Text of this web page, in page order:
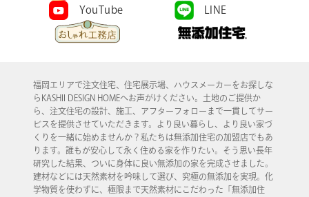
YouTube
LINE
福岡エリアで注文住宅、住宅展示場、ハウスメーカーをお探しな
らKASHII DESIGN HOMEへお声がけください。土地のご提供か
ら、注文住宅の設計、施工、アフターフォローまで一貫してサー
ビスを提供させていただきます。より良い暮らし、より良い家づ
くりを一緒に始めませんか？私たちは無添加住宅の加盟店でもあ
ります。誰もが安心して永く住める家を作りたい。そう思い長年
研究した結果、ついに身体に良い無添加の家を完成させました。
建材などには天然素材を吟味して選び、究極の無添加を実現。化
学物質を使わずに、極限まで天然素材にこだわった「無添加住